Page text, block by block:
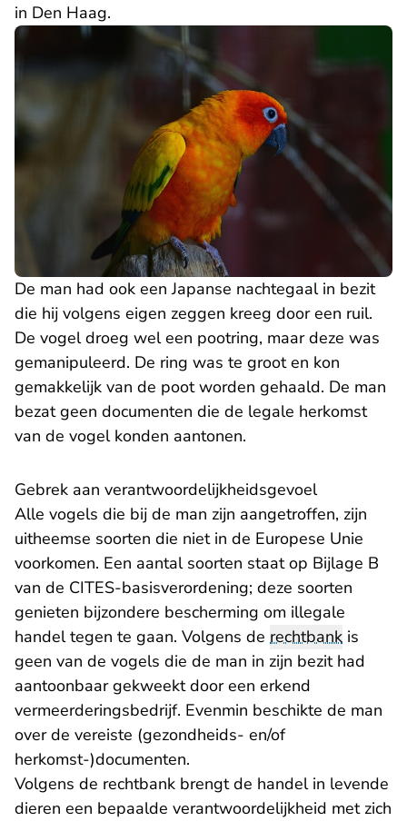
in Den Haag.
De man had ook een Japanse nachtegaal in bezit
die hij volgens eigen zeggen kreeg door een ruil.
De vogel droeg wel een pootring, maar deze was
gemanipuleerd. De ring was te groot en kon
gemakkelijk van de poot worden gehaald. De man
bezat geen documenten die de legale herkomst
van de vogel konden aantonen.
Gebrek aan verantwoordelijkheidsgevoel
Alle vogels die bij de man zijn aangetroffen, zijn
uitheemse soorten die niet in de Europese Unie
voorkomen. Een aantal soorten staat op Bijlage B
van de CITES-basisverordening; deze soorten
genieten bijzondere bescherming om illegale
handel tegen te gaan. Volgens de rechtbank is
geen van de vogels die de man in zijn bezit had
aantoonbaar gekweekt door een erkend
vermeerderingsbedrijf. Evenmin beschikte de man
over de vereiste (gezondheids- en/of
herkomst-)documenten.
Volgens de rechtbank brengt de handel in levende
dieren een bepaalde verantwoordelijkheid met zich